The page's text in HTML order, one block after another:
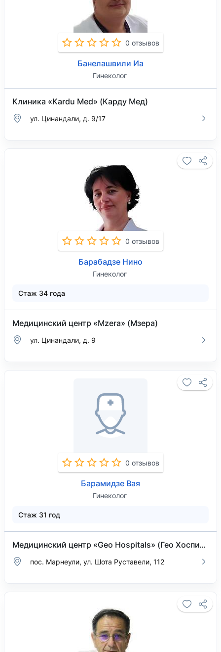
0 отзывов
Банелашвили Иа
Гинеколог
Клиника «Kardu Med» (Карду Мед)
ул. Цинандали, д. 9/17
0 отзывов
Барабадзе Нино
Гинеколог
Стаж 34 года
Медицинский центр «Mzera» (Мзера)
ул. Цинандали, д. 9
0 отзывов
Барамидзе Вая
Гинеколог
Стаж 31 год
Медицинский центр «Geo Hospitals» (Гео Хоспиталс) в Марнеули
пос. Марнеули, ул. Шота Руставели, 112